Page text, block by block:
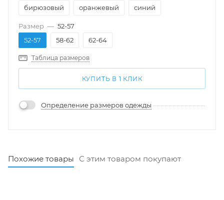
бирюзовый оранжевый синий
Размер — 52-57
52-57
58-62 62-64
Таблица размеров
КУПИТЬ В 1 КЛИК
Определение размеров одежды
Похожие товары С этим товаром покупают